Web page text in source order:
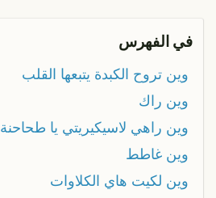
في الفهرس
وين تروح الكبدة يتبعها القلب
وين راك
وين راهي لاسيكيريتي يا طحاحنة
وين غاطط
وين لكيت هاي الكلاوات